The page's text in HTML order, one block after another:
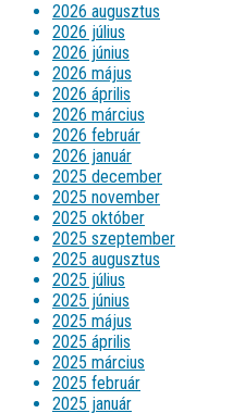
2026 augusztus
2026 július
2026 június
2026 május
2026 április
2026 március
2026 február
2026 január
2025 december
2025 november
2025 október
2025 szeptember
2025 augusztus
2025 július
2025 június
2025 május
2025 április
2025 március
2025 február
2025 január